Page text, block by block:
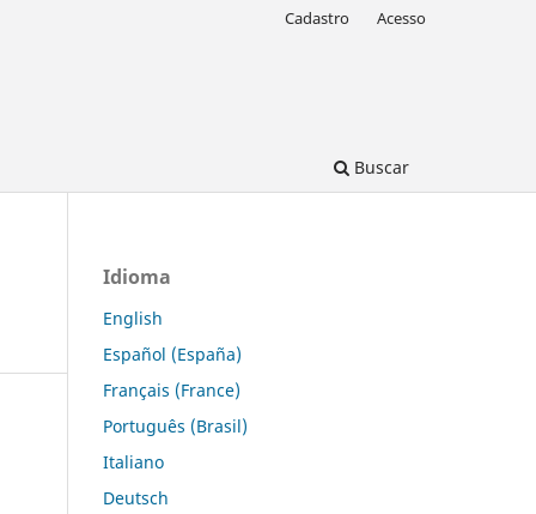
Buscar
Cadastro Acesso
Idioma
English
Español (España)
Français (France)
Português (Brasil)
Italiano
Deutsch